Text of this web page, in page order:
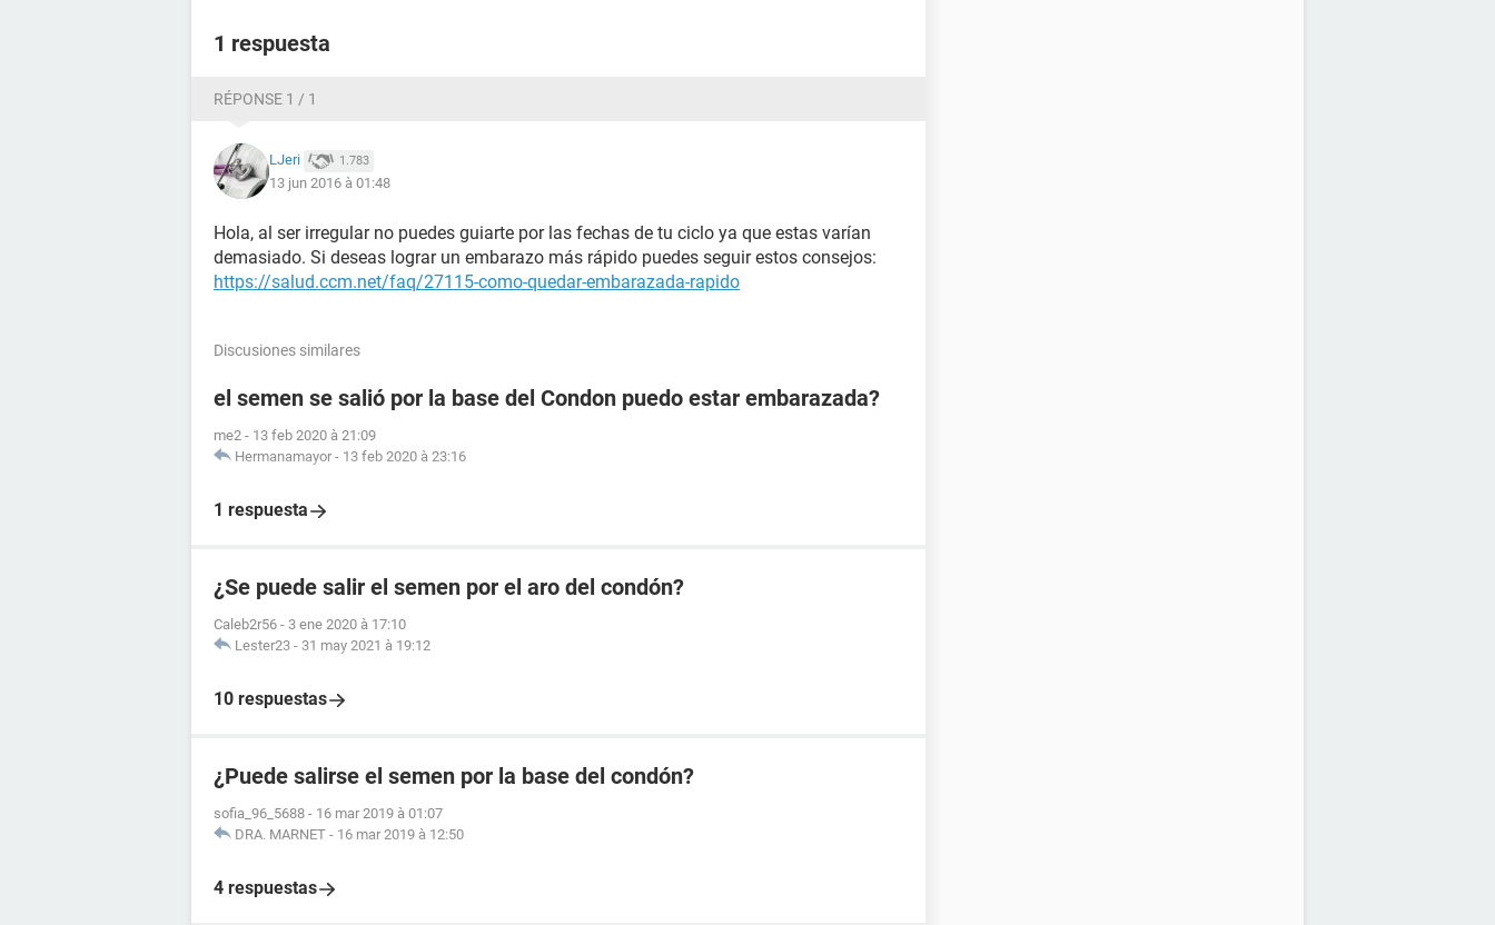
1 respuesta
RÉPONSE 1 / 1
LJeri 1.783
13 jun 2016 à 01:48
Hola, al ser irregular no puedes guiarte por las fechas de tu ciclo ya que estas varían
demasiado. Si deseas lograr un embarazo más rápido puedes seguir estos consejos:
https://salud.ccm.net/faq/27115-como-quedar-embarazada-rapido
Discusiones similares
el semen se salió por la base del Condon puedo estar embarazada?
me2 - 13 feb 2020 à 21:09
Hermanamayor - 13 feb 2020 à 23:16
1 respuesta
¿Se puede salir el semen por el aro del condón?
Caleb2r56 - 3 ene 2020 à 17:10
Lester23 - 31 may 2021 à 19:12
10 respuestas
¿Puede salirse el semen por la base del condón?
sofia_96_5688 - 16 mar 2019 à 01:07
DRA. MARNET - 16 mar 2019 à 12:50
4 respuestas